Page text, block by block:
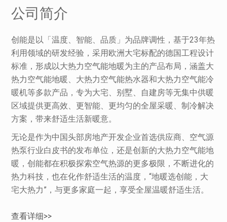
公司简介
创能是以「温度、智能、品质」为品牌调性，基于23年热
利用领域的研发经验，采用欧洲大宅标配的德国工程设计
标准，形成以大热力空气能地暖为主的产品布局，涵盖大
热力空气能地暖、大热力空气能热水器和大热力空气能冷
暖机等多款产品，专为大宅、别墅、自建房等无集中供暖
区域提供更高效、更智能、更均匀的全屋采暖、制冷解决
方案，带来舒适生活新暖意。
无论是作为中国头部房地产开发企业首选供应商、空气源
热泵行业白皮书的发布单位，还是创新的大热力空气能地
暖，创能都在积极探索空气热源的更多极限，不断进化的
热力科技，也在化作舒适生活的温度，“地暖选创能，大
宅大热力”，与更多家庭一起，享受全屋温暖舒适生活。
查看详细>>